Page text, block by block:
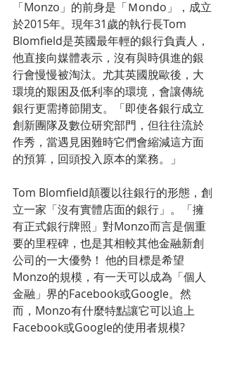
「Monzo」的前身是「Ｍondo」，成立
於2015年。現年31歲的執行長Tom
Blomfield是英國最年輕的銀行負責人，
他直接向媒體表示，沒有與時俱進的銀
行會慢慢被淘汰。尤其英國脫歐後，大
環境的艱困及低利率的環境，會讓傳統
銀行更需撙節開支。「即使各銀行成立
創新團隊及數位研究部門，但往往流於
作秀，當遇見困難時它們會縮減這方面
的預算，回頭投入原本的業務。」
Tom Blomfield顛覆以往銀行的形態，創
立一家「沒有實體店面的銀行」。「擁
有正式銀行牌照」對Monzo而言是個重
要的里程碑，也是其相較其他金融新創
公司的一大優勢！ 他的目標是希望
Monzo的規模，有一天可以成為「個人
金融」界的Facebook或Google。然
而，Monzo有什麼特點讓它可以追上
Facebook或Google的使用者規模?